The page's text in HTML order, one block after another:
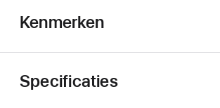
Kenmerken
Specificaties